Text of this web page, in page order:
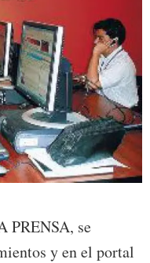
PRENSA, se
y en el portal